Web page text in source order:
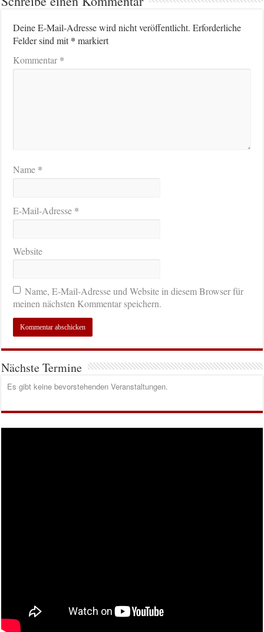
Deine E-Mail-Adresse wird nicht veröffentlicht. Erforderliche
Felder sind mit* markiert
Kommentar*
Name *
E-Mail-Adresse *
Website
Name, E-Mail-Adresse und Website in diesem Browser für
meinen nächsten Kommentar speichern.
Nächste Termine
Es gibt keine bevorstehenden Veranstaltungen.